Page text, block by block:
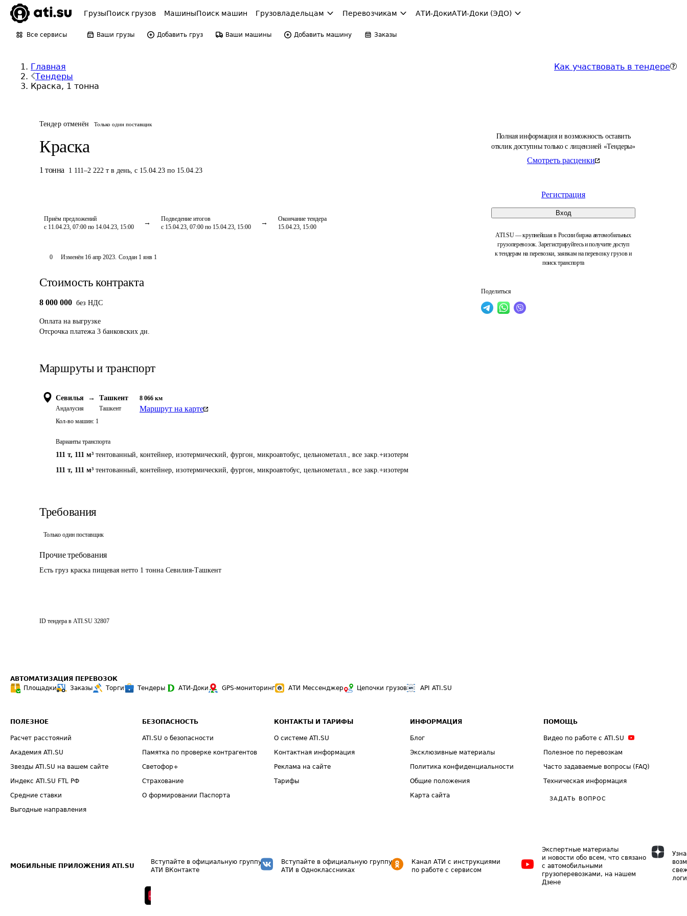
ГрузыПоиск грузов МашиныПоиск машин Грузовладельцам Перевозчикам АТИ-ДокиАТИ-Доки (ЭДО)
Все сервисы Ваши грузы Добавить груз Ваши машины Добавить машину Заказы
Главная
Тендеры
Краска, 1 тонна
Как участвовать в тендере
Тендер отменён Только один поставщик
Краска
1 тонна 1 111–2 222 т в день, с 15.04.23 по 15.04.23
Приём предложений
с 11.04.23, 07:00 по 14.04.23, 15:00
Подведение итогов
с 15.04.23, 07:00 по 15.04.23, 15:00
Окончание тендера
15.04.23, 15:00
Полная информация и возможность оставить
отклик доступны только с лицензией «Тендеры»
Смотреть расценки
Регистрация
Вход
ATI.SU — крупнейшая в России биржа автомобильных
грузоперевозок. Зарегистрируйтесь и получите доступ
к тендерам на перевозки, заявкам на перевозку грузов и
поиск транспорта
Поделиться
0 Изменён 16 апр 2023. Создан 1 янв 1
Стоимость контракта
8 000 000 без НДС
Оплата на выгрузке
Отсрочка платежа 3 банковских дн.
Маршруты и транспорт
Севилья →
Андалусия
Ташкент
Ташкент
8 066 км
Маршрут на карте
Кол-во машин: 1
Варианты транспорта
111 т, 111 м³ тентованный, контейнер, изотермический, фургон, микроавтобус, цельнометалл., все закр.+изотерм
111 т, 111 м³ тентованный, контейнер, изотермический, фургон, микроавтобус, цельнометалл., все закр.+изотерм
Требования
Только один поставщик
Прочие требования
Есть груз краска пищевая нетто 1 тонна Севилия-Ташкент
ID тендера в ATI.SU 32807
АВТОМАТИЗАЦИЯ ПЕРЕВОЗОК
Площадки
Заказы Торги Тендеры АТИ-Доки GPS-мониторинг АТИ Мессенджер Цепочки грузов API ATI.SU
ПОЛЕЗНОЕ
Расчет расстояний
Академия ATI.SU
Звезды ATI.SU на вашем сайте
Индекс ATI.SU FTL РФ
Средние ставки
Выгодные направления
БЕЗОПАСНОСТЬ
ATI.SU о безопасности
Памятка по проверке контрагентов
Светофор+
Страхование
О формировании Паспорта
КОНТАКТЫ И ТАРИФЫ
О системе ATI.SU
Контактная информация
Реклама на сайте
Тарифы
ИНФОРМАЦИЯ
Блог
Эксклюзивные материалы
Политика конфиденциальности
Общие положения
Карта сайта
ПОМОЩЬ
Видео по работе с ATI.SU
Полезное по перевозкам
Часто задаваемые вопросы (FAQ)
Техническая информация
ЗАДАТЬ ВОПРОС
МОБИЛЬНЫЕ ПРИЛОЖЕНИЯ ATI.SU
Вступайте в официальную группу
АТИ ВКонтакте
Вступайте в официальную группу
АТИ в Одноклассниках
Канал АТИ с инструкциями
по работе с сервисом
Экспертные материалы
и новости обо всем, что связано
с автомобильными
грузоперевозками, на нашем
Дзене